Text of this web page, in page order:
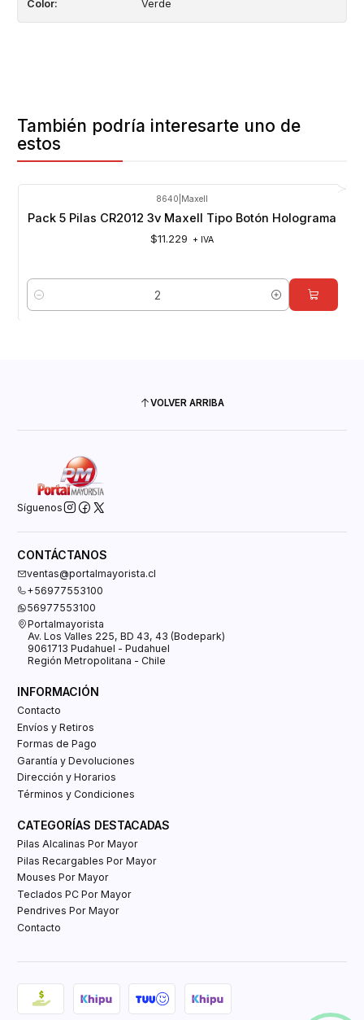
Color: Verde
También podría interesarte uno de
estos
8640 Maxell
Pack 5 Pilas CR2012 3v Maxell Tipo Botón Holograma
$11.229 + IVA
Cantidad
VOLVER ARRIBA
Síguenos
CONTÁCTANOS
ventas@portalmayorista.cl
+56977553100
56977553100
Portalmayorista
Av. Los Valles 225, BD 43, 43 (Bodepark)
9061713 Pudahuel - Pudahuel
Región Metropolitana - Chile
INFORMACIÓN
Contacto
Envíos y Retiros
Formas de Pago
Garantía y Devoluciones
Dirección y Horarios
Términos y Condiciones
CATEGORÍAS DESTACADAS
Pilas Alcalinas Por Mayor
Pilas Recargables Por Mayor
Mouses Por Mayor
Teclados PC Por Mayor
Pendrives Por Mayor
Contacto